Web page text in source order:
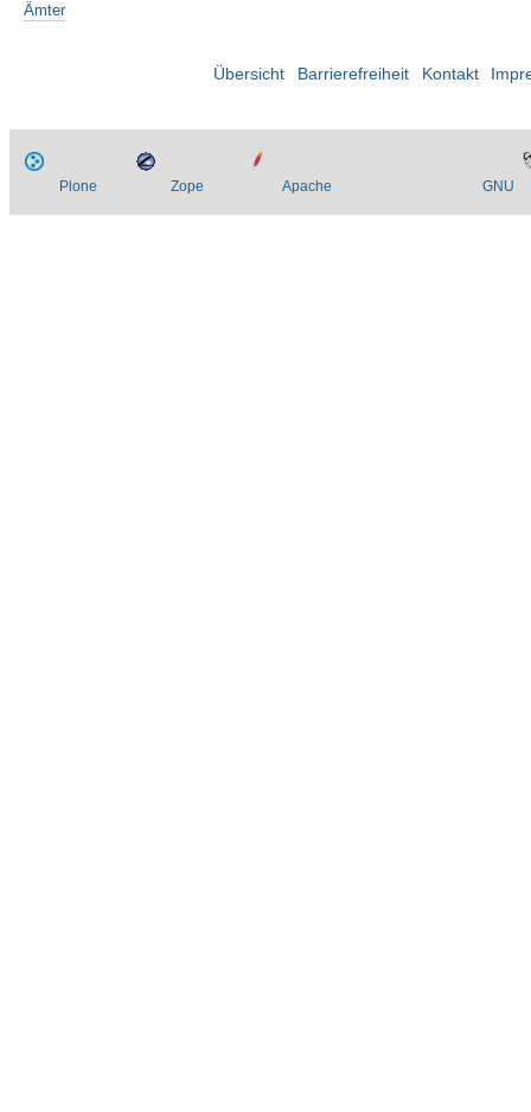
Ämter
Übersicht Barrierefreiheit Kontakt
Plone Zope Apache GNU